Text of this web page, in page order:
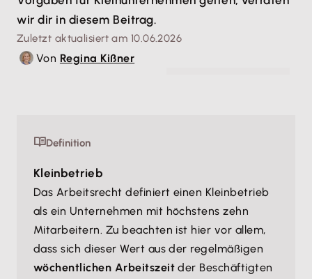
wir dir in diesem Beitrag.
Zuletzt aktualisiert am 10.06.2026
Von Regina Kißner
Definition
Kleinbetrieb
Das Arbeitsrecht definiert einen Kleinbetrieb
als ein Unternehmen mit höchstens zehn
Mitarbeitern. Zu beachten ist hier vor allem,
dass sich dieser Wert aus der regelmäßigen
wöchentlichen Arbeitszeit der Beschäftigten